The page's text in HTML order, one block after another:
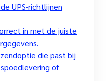
UPS-richtlijnen
in met de juiste
die past bij
of